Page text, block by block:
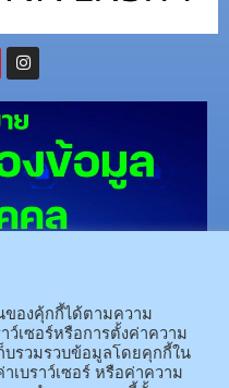
โทรศัพท์ : 043-602-055 โทรสาร :
043-602-044
จ.กาฬสินธุ์ 46000โทรศัพท์ 043-811128 08-
64584360 โทรสาร 043-813070
ของคุ้กกี้ได้ตามความ
ว์เซอร์หรือการตั้งค่าความ
บรวมรวบข้อมูลโดยคุกกี้ใน
บราว์เซอร์ หรือค่าความ